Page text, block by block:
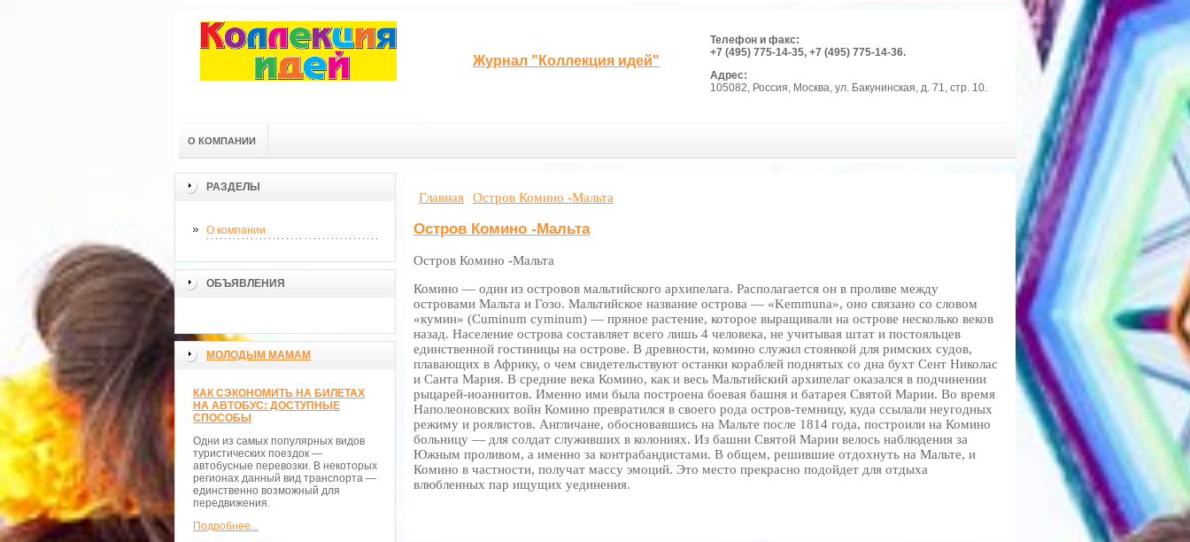
Журнал "Коллекция идей"
Телефон и факс:
+7 (495) 775-14-35, +7 (495) 775-14-36.
Адрес:
105082, Россия, Москва, ул. Бакунинская, д. 71, стр. 10.
О КОМПАНИИ
РАЗДЕЛЫ
О компании
ОБЪЯВЛЕНИЯ
МОЛОДЫМ МАМАМ
КАК СЭКОНОМИТЬ НА БИЛЕТАХ
НА АВТОБУС: ДОСТУПНЫЕ
СПОСОБЫ
Одни из самых популярных видов
туристических поездок —
автобусные перевозки. В некоторых
регионах данный вид транспорта —
единственно возможный для
передвижения.
Подробнее...
Главная Остров Комино -Мальта
Остров Комино -Мальта
Остров Комино -Мальта
Комино — один из островов мальтийского архипелага. Располагается он в проливе между
островами Мальта и Гозо. Мальтийское название острова — «Kemmuna», оно связано со словом
«кумин» (Cuminum cyminum) — пряное растение, которое выращивали на острове несколько веков
назад. Население острова составляет всего лишь 4 человека, не учитывая штат и постояльцев
единственной гостиницы на острове. В древности, комино служил стоянкой для римских судов,
плавающих в Африку, о чем свидетельствуют останки кораблей поднятых со дна бухт Сент Николас
и Санта Мария. В средние века Комино, как и весь Мальтийский архипелаг оказался в подчинении
рыцарей-иоаннитов. Именно ими была построена боевая башня и батарея Святой Марии. Во время
Наполеоновских войн Комино превратился в своего рода остров-темницу, куда ссылали неугодных
режиму и роялистов. Англичане, обосновавшись на Мальте после 1814 года, построили на Комино
больницу — для солдат служивших в колониях. Из башни Святой Марии велось наблюдения за
Южным проливом, а именно за контрабандистами. В общем, решившие отдохнуть на Мальте, и
Комино в частности, получат массу эмоций. Это место прекрасно подойдет для отдыха
влюбленных пар ищущих уединения.